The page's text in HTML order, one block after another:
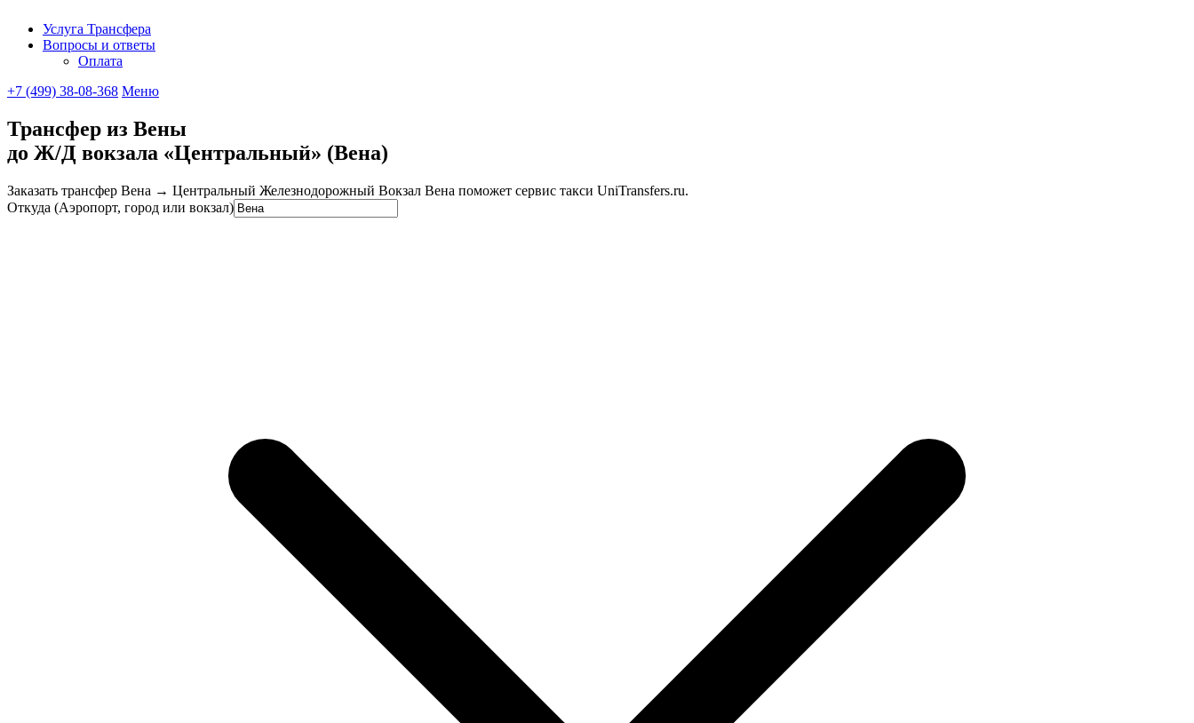
UniTransfers
Услуга Трансфера
Вопросы и ответы
Оплата
+7 (499) 38-08-368 Меню
Трансфер из Вены
до Ж/Д вокзала «Центральный» (Вена)
Заказать трансфер Вена → Центральный Железнодорожный Вокзал Вена поможет сервис такси UniTransfers.ru.
Откуда (Аэропорт, город или вокзал)